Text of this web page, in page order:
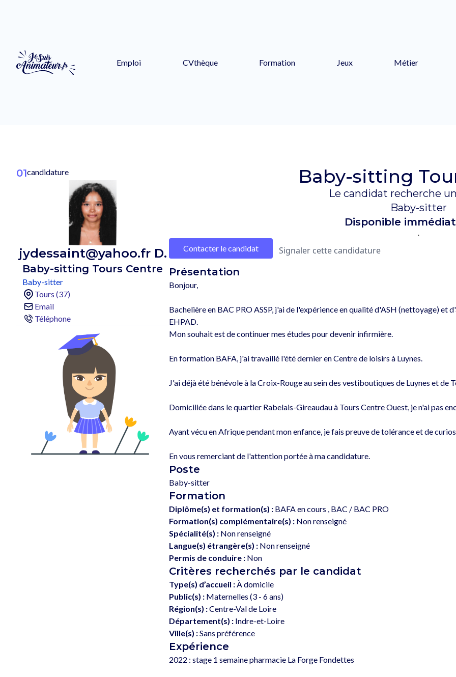
Emploi CVthèque Formation Jeux Métier
01candidature
jydessaint@yahoo.fr D.
Baby-sitting Tours Centre
Baby-sitter
Tours (37)
Email
Téléphone
Baby-sitting
Le candidat recherche
Baby-sitter
Disponible
.
Contacter le candidat Signaler cette candidature
Présentation
Bonjour,
Bachelière en BAC PRO ASSP, j'ai de l'expérience en qualité d'ASH (nettoyage) et
EHPAD.
Mon souhait est de continuer mes études pour devenir infirmière.
En formation BAFA, j'ai travaillé l'été dernier en Centre de loisirs à Luynes.
J'ai déjà été bénévole à la Croix-Rouge au sein des vestiboutiques de Luynes et de
Domiciliée dans le quartier Rabelais-Gireaudau à Tours Centre Ouest, je n'ai pas
Ayant vécu en Afrique pendant mon enfance, je fais preuve de tolérance et de
Poste
Baby-sitter
Formation
Diplôme(s) et formation(s) : BAFA en cours , BAC / BAC PRO
Formation(s) complémentaire(s) : Non renseigné
Spécialité(s) : Non renseigné
Langue(s) étrangère(s) : Non renseigné
Permis de conduire : Non
Critères recherchés par le candidat
Type(s) d’accueil : À domicile
Public(s) : Maternelles (3 - 6 ans)
Région(s) :Centre-Val de Loire
Département(s) : Indre-et-Loire
Ville(s) :Sans préférence
Expérience
2022 : stage 1 semaine pharmacie La Forge Fondettes